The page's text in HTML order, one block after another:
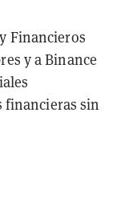
Financieros
y a Binance
financieras sin